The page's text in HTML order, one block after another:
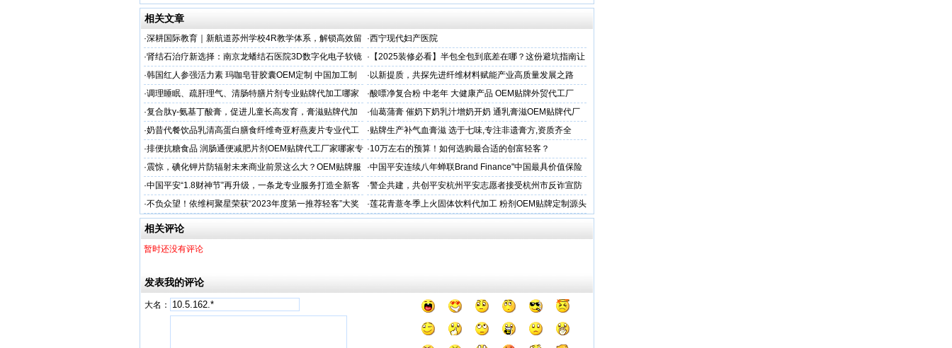
相关文章
·深耕国际教育｜新航道苏州学校4R教学体系，解锁高效留
学备考之路
·西宁现代妇产医院
·肾结石治疗新选择：南京龙蟠结石医院3D数字化电子软镜
保肾取石术
· 【2025装修必看】半包全包到底差在哪？这份避坑指南让
你省下3万冤枉钱！
·韩国红人参强活力素 玛咖皂苷胶囊OEM定制 中国加工制
造商
· 以新提质，共探先进纤维材料赋能产业高质量发展之路
·调理睡眠、疏肝理气、清肠特膳片剂专业贴牌代加工哪家
专业
·酸嘌净复合粉 中老年 大健康产品 OEM贴牌外贸代工厂
·复合肽γ-氨基丁酸膏，促进儿童长高发育，膏滋贴牌代加
工厂家
·仙葛蒲膏 催奶下奶乳汁增奶开奶 通乳膏滋OEM贴牌代厂
家
·奶昔代餐饮品乳清高蛋白膳食纤维奇亚籽燕麦片专业代工
厂家
·贴牌生产补气血膏滋 选于七味,专注非遗膏方,资质齐全
·排便抗糖食品 润肠通便减肥片剂OEM贴牌代工厂家哪家专
业
·10万左右的预算！如何选购最合适的创富轻客？
·震惊，碘化钾片防辐射未来商业前景这么大？OEM贴牌服
务商
·中国平安连续八年蝉联Brand Finance"中国最具价值保险
品牌"
·中国平安“1.8财神节”再升级，一条龙专业服务打造全新客
户体验
·警企共建，共创平安杭州平安志愿者接受杭州市反诈宣防
人才专项培训
·不负众望！依维柯聚星荣获“2023年度第一推荐轻客”大奖 ·莲花青薏冬季上火固体饮料代加工 粉剂OEM贴牌定制源头
工厂
相关评论
暂时还没有评论
发表我的评论
大名：